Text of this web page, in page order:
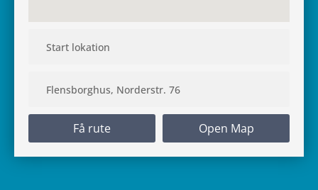
Få rute Open Map